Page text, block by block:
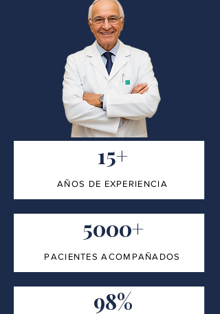
15+
AÑOS DE EXPERIENCIA
5000+
PACIENTES ACOMPAÑADOS
98%